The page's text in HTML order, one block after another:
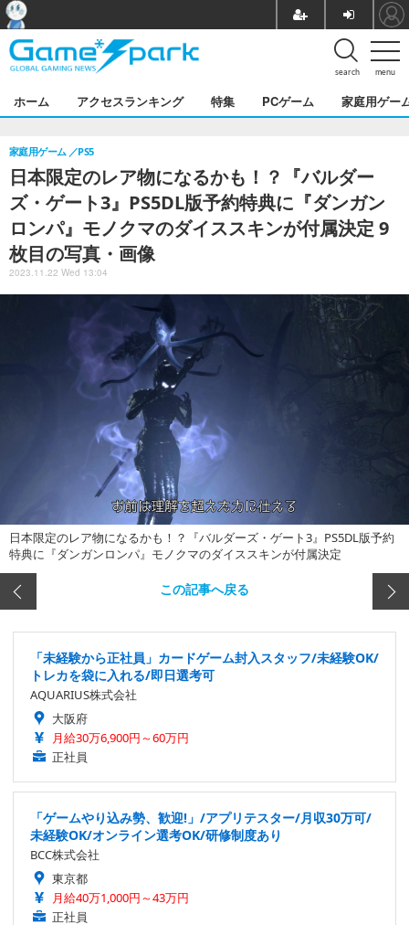
menu
search
ホーム アクセスランキング 特集 PCゲーム 家庭用ゲー
日本限定のレア物になるかも！？『バルダー
ズ・ゲート3』PS5DL版予約特典に『ダンガン
ロンパ』モノクマのダイススキンが付属決定 9
枚目の写真・画像
家庭用ゲーム PS5
2023.11.22 Wed 13:04
日本限定のレア物になるかも！？『バルダーズ・ゲート3』PS5DL版予約
特典に『ダンガンロンパ』モノクマのダイススキンが付属決定
この記事へ戻る
「未経験から正社員」カードゲーム封入スタッフ/未経験OK/
トレカを袋に入れる/即日選考可
AQUARIUS株式会社
大阪府
月給30万6,900円～60万円
正社員
「ゲームやり込み勢、歓迎!」/アプリテスター/月収30万可/
未経験OK/オンライン選考OK/研修制度あり
BCC株式会社
東京都
月給40万1,000円～43万円
正社員